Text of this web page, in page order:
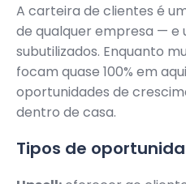
A carteira de clientes é
de qualquer empresa — e
subutilizados. Enquanto
focam quase 100% em
oportunidades de
dentro de casa.
Tipos de